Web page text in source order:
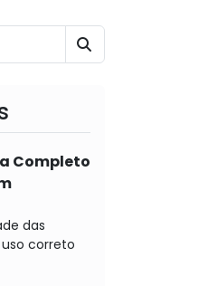
BUSCAR
Completo
das
correto